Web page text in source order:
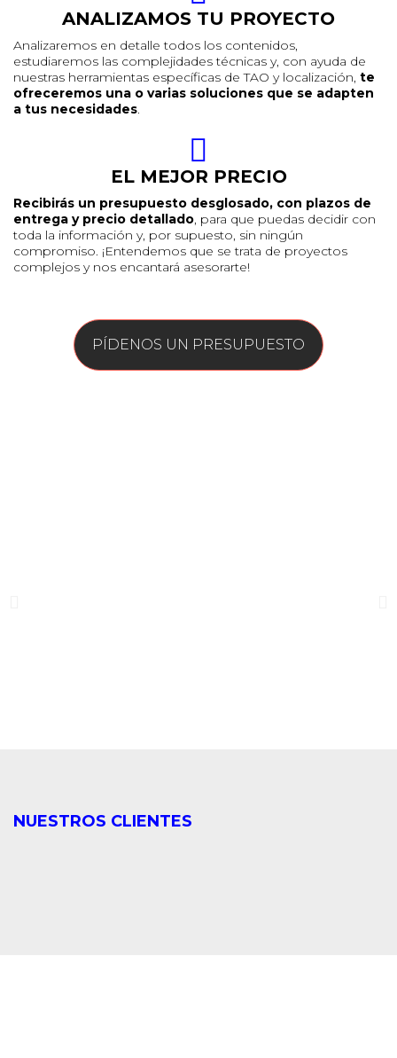
ANALIZAMOS TU PROYECTO
Analizaremos en detalle todos los contenidos,
estudiaremos las complejidades técnicas y, con ayuda de
nuestras herramientas específicas de TAO y localización, te
ofreceremos una o varias soluciones que se adapten
a tus necesidades.
EL MEJOR PRECIO
Recibirás un presupuesto desglosado, con plazos de
entrega y precio detallado, para que puedas decidir con
toda la información y, por supuesto, sin ningún
compromiso. ¡Entendemos que se trata de proyectos
complejos y nos encantará asesorarte!
PÍDENOS UN PRESUPUESTO
NUESTROS CLIENTES